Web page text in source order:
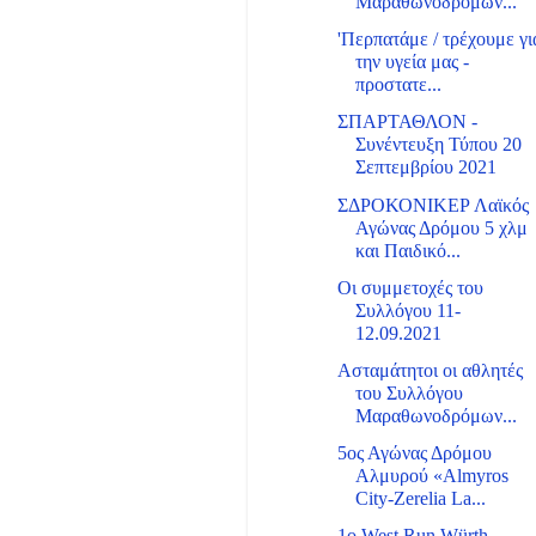
'Περπατάμε / τρέχουμε
την υγεία μας -
προστατε...
ΣΠΑΡΤΑΘΛΟΝ -
Συνέντευξη Τύπου 20
Σεπτεμβρίου 2021
ΣΔΡΟΚΟΝΙΚΕΡ Λαϊκός
Αγώνας Δρόμου 5 χλμ
και Παιδικό...
Οι συμμετοχές του
Συλλόγου 11-
12.09.2021
Ασταμάτητοι οι αθλητές
του Συλλόγου
Μαραθωνοδρόμων...
5ος Αγώνας Δρόμου
Αλμυρού «Almyros
City-Zerelia La...